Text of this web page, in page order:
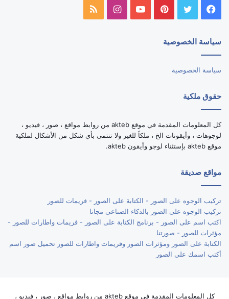
فيسبوك تويتر بينتيريستيوتيوبانستقرامملخص
سياسة الخصوصية
سياسة الخصوصية
حقوق ملكية
كل المعلومات المقدمة في موقع akteb من روابط مواقع ، صور ، فيديو ،
لوجوهات ، وأيقونات الخ ، ملكاً للغير ولا تنتمى بأي شكل من الأشكال لملكية
موقع akteb بإستثناء لوجو وأيقون akteb.
مواقع صديقة
تركيب الوجوه على الصور - الكتابة على الصور - فريمات للصور
تركيب الوجوه على الصور بالذكاء الصناعى مجانا
اكتب اسم على الصور - برنامج الكتابة على الصور - فريمات واطارات للصور -
مؤثرات للصور - صورتنا
الكتابة على الصور ومؤثرات الصور وفريمات واطارات للصور تحميل صور اسم
أكتب اسمك على الصور
كل المعلومات المقدمة في موقع akteb من روابط مواقع ، صور ، فيديو ،